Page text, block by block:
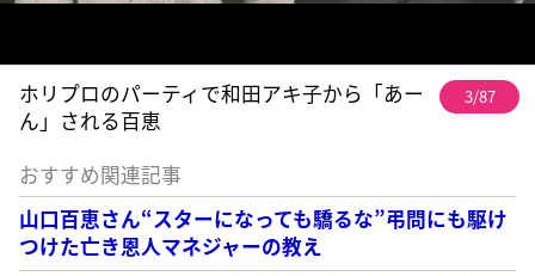
ホリプロのパーティで和田アキ子から「あー
ん」される百恵
3/87
おすすめ関連記事
山口百恵さん“スターになっても驕るな”弔問にも駆け
つけた亡き恩人マネジャーの教え